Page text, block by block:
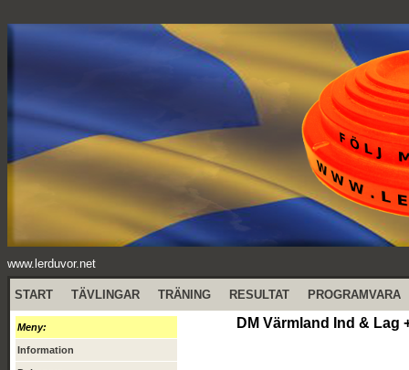
www.lerduvor.net
START TÄVLINGAR TRÄNING RESULTAT PROGRAMVARA
Meny:
Information
DM Värmland Ind &